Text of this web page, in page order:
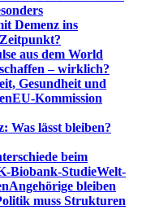
Demenz ins
aus dem World
– wirklich?
Gesundheit und
EU-Kommission
Was lässt bleiben?
beim
Biobank-StudieWelt-
Angehörige bleiben
muss Strukturen